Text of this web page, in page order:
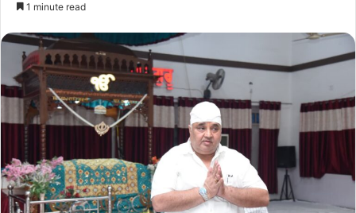
1 minute read